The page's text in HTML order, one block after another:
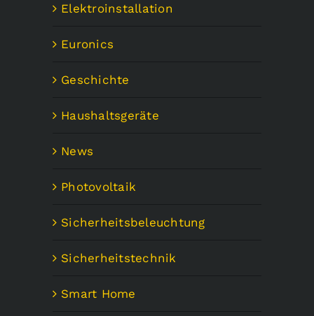
Elektroinstallation
Euronics
Geschichte
Haushaltsgeräte
News
Photovoltaik
Sicherheitsbeleuchtung
Sicherheitstechnik
Smart Home